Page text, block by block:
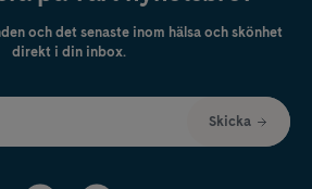
och det senaste inom hälsa och skönhet
direkt i din inbox.
Skicka